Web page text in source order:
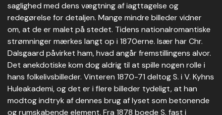
saglighed med dens vægtning af iagttagelse og
redegørelse for detaljen. Mange mindre billeder vidner
om, at de er malet på stedet. Tidens nationalromantiske
strømninger mærkes langt op i 1870erne. Især har Chr.
Dalsgaard påvirket ham, hvad angår fremstillingens alvor.
Det anekdotiske kom dog aldrig til at spille nogen rolle i
hans folkelivsbilleder. Vinteren 1870-71 deltog S. i V. Kyhns
Huleakademi, og det er i flere billeder tydeligt, at han
modtog indtryk af dennes brug af lyset som betonende
og rumskabende element. Fra 1878 boede S. fast i